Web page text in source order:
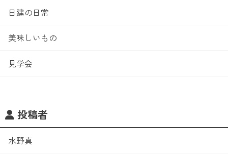
日建の日常
美味しいもの
見学会
投稿者
水野真